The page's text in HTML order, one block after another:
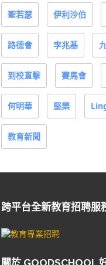
聖若瑟 伊利沙伯
路德會 李兆基
到校直擊 賽馬會
何明華 堅樂
教育新聞
跨平台全新教育招聘服